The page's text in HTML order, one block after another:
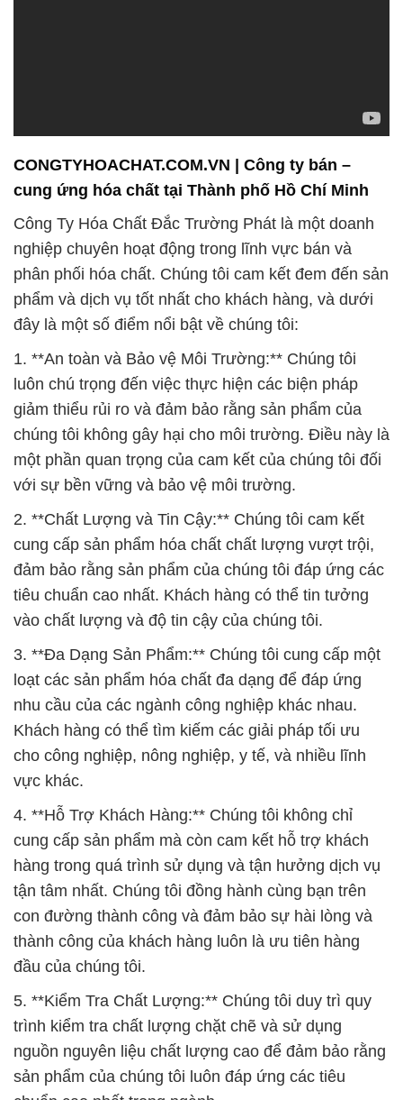
CONGTYHOACHAT.COM.VN | Công ty bán –
cung ứng hóa chất tại Thành phố Hồ Chí Minh
Công Ty Hóa Chất Đắc Trường Phát là một doanh
nghiệp chuyên hoạt động trong lĩnh vực bán và
phân phối hóa chất. Chúng tôi cam kết đem đến sản
phẩm và dịch vụ tốt nhất cho khách hàng, và dưới
đây là một số điểm nổi bật về chúng tôi:
1. **An toàn và Bảo vệ Môi Trường:** Chúng tôi
luôn chú trọng đến việc thực hiện các biện pháp
giảm thiểu rủi ro và đảm bảo rằng sản phẩm của
chúng tôi không gây hại cho môi trường. Điều này là
một phần quan trọng của cam kết của chúng tôi đối
với sự bền vững và bảo vệ môi trường.
2. **Chất Lượng và Tin Cậy:** Chúng tôi cam kết
cung cấp sản phẩm hóa chất chất lượng vượt trội,
đảm bảo rằng sản phẩm của chúng tôi đáp ứng các
tiêu chuẩn cao nhất. Khách hàng có thể tin tưởng
vào chất lượng và độ tin cậy của chúng tôi.
3. **Đa Dạng Sản Phẩm:** Chúng tôi cung cấp một
loạt các sản phẩm hóa chất đa dạng để đáp ứng
nhu cầu của các ngành công nghiệp khác nhau.
Khách hàng có thể tìm kiếm các giải pháp tối ưu
cho công nghiệp, nông nghiệp, y tế, và nhiều lĩnh
vực khác.
4. **Hỗ Trợ Khách Hàng:** Chúng tôi không chỉ
cung cấp sản phẩm mà còn cam kết hỗ trợ khách
hàng trong quá trình sử dụng và tận hưởng dịch vụ
tận tâm nhất. Chúng tôi đồng hành cùng bạn trên
con đường thành công và đảm bảo sự hài lòng và
thành công của khách hàng luôn là ưu tiên hàng
đầu của chúng tôi.
5. **Kiểm Tra Chất Lượng:** Chúng tôi duy trì quy
trình kiểm tra chất lượng chặt chẽ và sử dụng
nguồn nguyên liệu chất lượng cao để đảm bảo rằng
sản phẩm của chúng tôi luôn đáp ứng các tiêu